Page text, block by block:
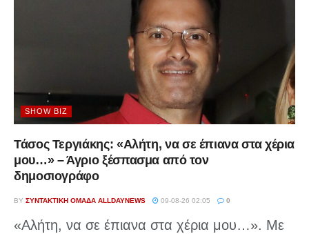
SHOW BIZ
Τάσος Τεργιάκης: «Αλήτη, να σε έπιανα στα χέρια
μου…» – Άγριο ξέσπασμα από τον
δημοσιογράφο
BY ΣΥΝΤΑΚΤΙΚΉ ΟΜΆΔΑ ALLDAYNEWS 09-08-26 02:05 0
«Αλήτη, να σε έπιανα στα χέρια μου…». Με